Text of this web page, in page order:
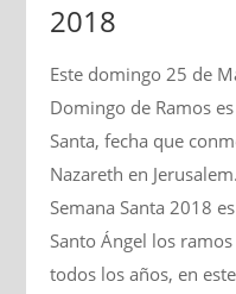
2018
Este domingo 25 de
Domingo de Ramos
Santa, fecha que
Nazareth en
Semana Santa 2018
Santo Ángel los
todos los años, en